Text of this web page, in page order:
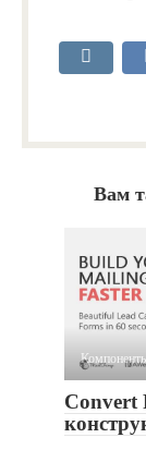
Вам
Convert